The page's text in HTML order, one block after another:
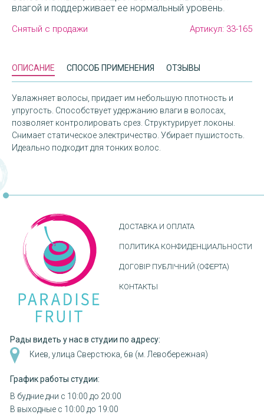
влагой и поддерживает ее нормальный уровень.
Снятый с продажи Артикул: 33-165
ОПИСАНИЕ СПОСОБ ПРИМЕНЕНИЯ ОТЗЫВЫ
Увлажняет волосы, придает им небольшую плотность и
упругость. Способствует удержанию влаги в волосах,
позволяет контролировать срез. Структурирует локоны.
Снимает статическое электричество. Убирает пушистость.
Идеально подходит для тонких волос.
ДОСТАВКА И ОПЛАТА
ПОЛИТИКА КОНФИДЕНЦИАЛЬНОСТИ
ДОГОВІР ПУБЛІЧНИЙ (ОФЕРТА)
КОНТАКТЫ
Рады видеть у нас в студии по адресу:
Киев, улица Сверстюка, 6в (м. Левобережная)
График работы студии:
В будние дни с 10:00 до 20:00
В выходные с 10:00 до 19:00